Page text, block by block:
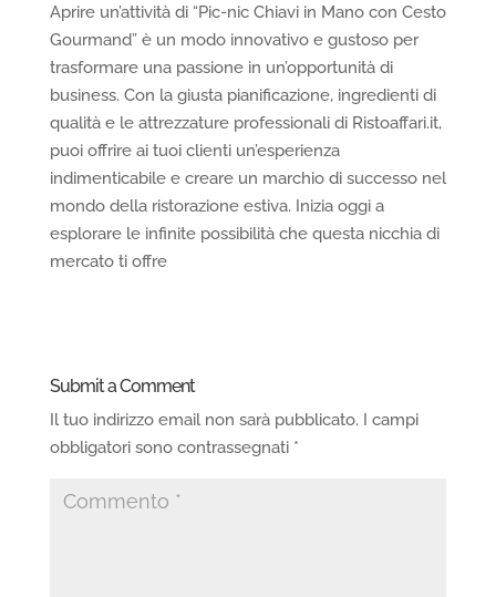
Aprire un’attività di “Pic-nic Chiavi in Mano con Cesto
Gourmand” è un modo innovativo e gustoso per
trasformare una passione in un’opportunità di
business. Con la giusta pianificazione, ingredienti di
qualità e le attrezzature professionali di Ristoaffari.it,
puoi offrire ai tuoi clienti un’esperienza
indimenticabile e creare un marchio di successo nel
mondo della ristorazione estiva. Inizia oggi a
esplorare le infinite possibilità che questa nicchia di
mercato ti offre
Submit a Comment
Il tuo indirizzo email non sarà pubblicato. I campi
obbligatori sono contrassegnati *